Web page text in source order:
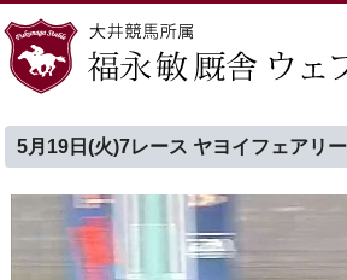
5月19日(火)7レース ヤヨイフェアリ